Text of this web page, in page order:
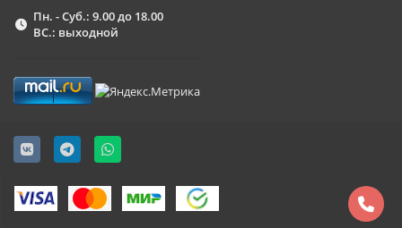
Пн. - Суб.: 9.00 до 18.00
ВС.: выходной